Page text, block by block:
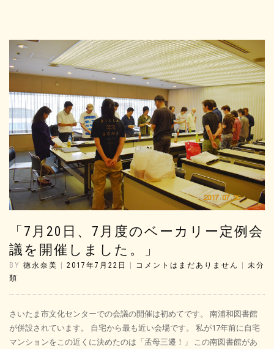
「7月20日、7月度のベーカリー定例会
議を開催しました。」
BY 徳永奈美 | 2017年7月22日 | コメントはまだありません | 未分
類
さいたま市文化センターでの会議の開催は初めてです。 南浦和図書館
が併設されています。 自宅から最も近い会場です。 私が17年前に自宅
マンションをこの近くに決めたのは「孟母三遷！」 この南図書館があ